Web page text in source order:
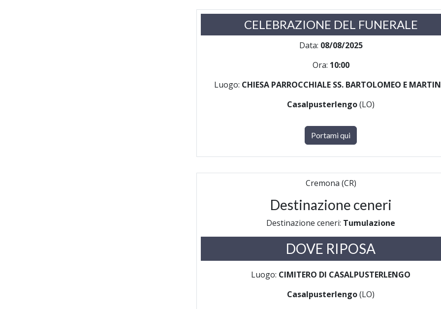
CELEBRAZIONE DEL FUNERALE
Data: 08/08/2025
Ora: 10:00
Luogo: CHIESA PARROCCHIALE SS. BARTOLOMEO E
Casalpusterlengo(LO)
Portami qui
Cremona (CR)
Destinazione ceneri
Destinazione ceneri: Tumulazione
DOVE RIPOSA
Luogo: CIMITERO DI CASALPUSTERLENGO
Casalpusterlengo(LO)